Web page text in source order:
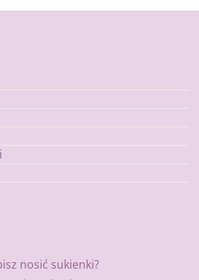
nosić sukienki?